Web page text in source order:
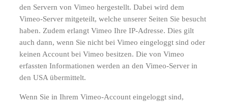
den Servern von Vimeo hergestellt. Dabei wird dem
Vimeo-Server mitgeteilt, welche unserer Seiten Sie besucht
haben. Zudem erlangt Vimeo Ihre IP-Adresse. Dies gilt
auch dann, wenn Sie nicht bei Vimeo eingeloggt sind oder
keinen Account bei Vimeo besitzen. Die von Vimeo
erfassten Informationen werden an den Vimeo-Server in
den USA übermittelt.
Wenn Sie in Ihrem Vimeo-Account eingeloggt sind,